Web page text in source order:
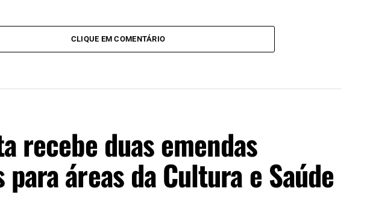
CLIQUE EM COMENTÁRIO
recebe duas emendas
áreas da Cultura e Saúde